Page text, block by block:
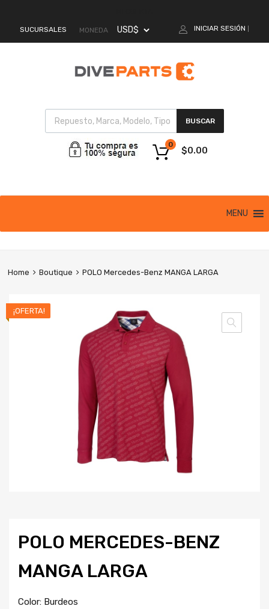
SUCURSALES MONEDA INICIAR SESIÓN
BUSCAR
$0.00
0
MENU
Home Boutique POLO Mercedes-Benz MANGA LARGA
¡OFERTA!
POLO MERCEDES-BENZ
MANGA LARGA
Color: Burdeos